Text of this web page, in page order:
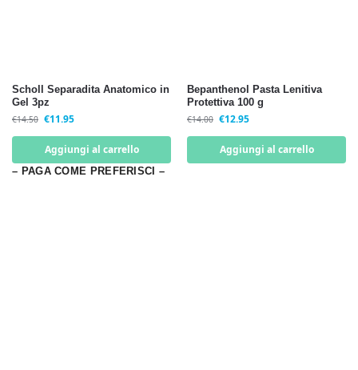
Scholl Separadita Anatomico in
Gel 3pz
€14.50 €11.95
Aggiungi al carrello
Bepanthenol Pasta Lenitiva
Protettiva 100 g
€14.00 €12.95
Aggiungi al carrello
– PAGA COME PREFERISCI –